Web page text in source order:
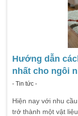
Hướng dẫn
nhất cho ngôi
- Tin tức -
Hiện nay với nhu
trở thành một vật